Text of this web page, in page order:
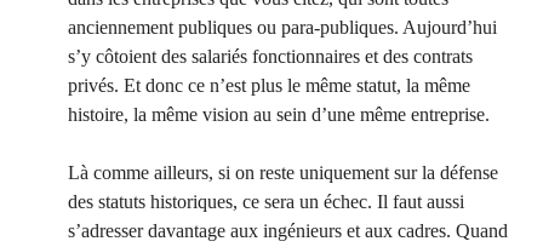
anciennement publiques ou para-publiques. Aujourd’hui
s’y côtoient des salariés fonctionnaires et des contrats
privés. Et donc ce n’est plus le même statut, la même
histoire, la même vision au sein d’une même entreprise.
Là comme ailleurs, si on reste uniquement sur la défense
des statuts historiques, ce sera un échec. Il faut aussi
s’adresser davantage aux ingénieurs et aux cadres. Quand